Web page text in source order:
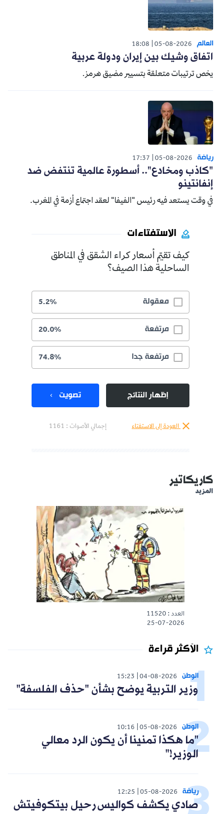
العالم 05-08-2026
18:08
اتفاق وشيك بين إيران ودولة عربية
يخص ترتيبات متعلقة بتسيير مضيق هرمز.
رياضة 05-08-2026
17:37
"كاذب ومخادع".. أسطورة عالمية تنتفض ضد
إنفانتينو
في وقت يستعد فيه رئيس "الفيفا" لعقد اجتماع أزمة في المغرب.
الاستفتاءات
كيف تقيّم أسعار كراء الشقق في المناطق
الساحلية هذا الصيف؟
معقولة 5.2%
مرتفعة 20.0%
مرتفعة جدا 74.8%
إظهار النتائج تصويت
العودة إلى الاستفتاء إجمالي الأصوات : 1161
كاريكاتير
المزيد
العدد : 11520
25-07-2026
الأكثر قراءة
الوطن 04-08-2026
15:23
وزير التربية يوضح بشأن "حذف الفلسفة"
الوطن 05-08-2026
10:16
"ما هكذا تمنينا أن يكون الرد معالي
الوزير!"
رياضة 05-08-2026
12:25
صادي يكشف كواليس رحيل بيتكوفيتش